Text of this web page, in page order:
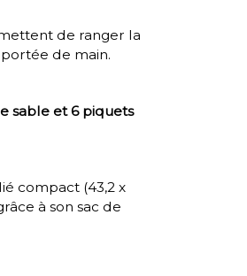
de ranger la
de main.
sable et 6 piquets
compact (43,2 x
à son sac de